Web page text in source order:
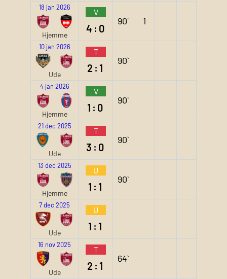
18 jan 2026
Hjemme
V
4:0
90` 1
10 jan 2026
Ude
T
2:1
90`
4 jan 2026
Hjemme
V
1:0
90`
21 dec 2025
Ude
T
3:0
90`
13 dec 2025
Hjemme
U
1:1
90`
7 dec 2025
Ude
U
1:1
16 nov 2025
Ude
T
2:1
64`